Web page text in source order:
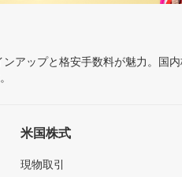
アップと格安手数料が魅力。国
米国株式
現物取引